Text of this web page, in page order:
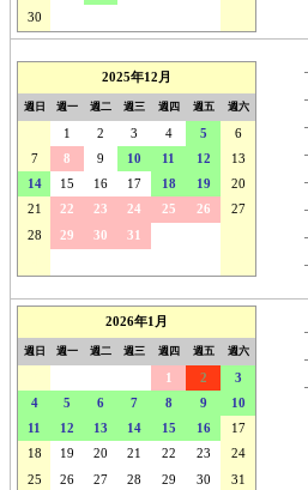
30
2025年12月
週日 週一 週二 週三 週四 週五 週六
1 2 3 4 5
6
7
8 9 10 11 12
13
14
15 16 17 18 19
20
21
22 23 24 25 26
27
28
29 30 31
2026年1月
週日 週一 週二 週三 週四 週五 週六
1 2
3
4
5 6 7 8 9
10
11
12 13 14 15 16
17
18
19 20 21 22 23
24
25
26 27 28 29 30
31